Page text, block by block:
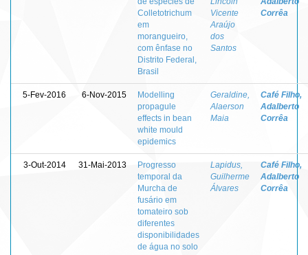
Colletotrichum
em
morangueiro,
com ênfase no
Distrito Federal,
Brasil
Vicente
Araújo
dos
Santos
Corrêa
5-Fev-2016 6-Nov-2015
Modelling
propagule
effects in bean
white mould
epidemics
Geraldine,
Alaerson
Maia
Café Filho,
Adalberto
Corrêa
3-Out-2014 31-Mai-2013
Progresso
temporal da
Murcha de
fusário em
tomateiro sob
diferentes
disponibilidades
de água no solo
Lapidus,
Guilherme
Álvares
Café Filho,
Adalberto
Corrêa